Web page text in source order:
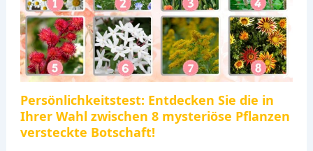
Persönlichkeitstest: Entdecken Sie die in
Ihrer Wahl zwischen 8 mysteriöse Pflanzen
versteckte Botschaft!